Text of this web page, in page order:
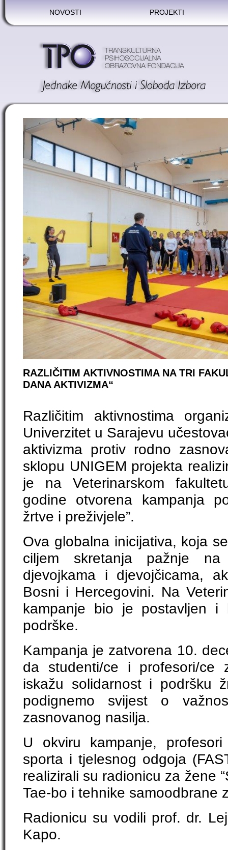
NOVOSTI PROJEKTI
RAZLIČITIM AKTIVNOSTIMA NA TRI
DANA AKTIVIZMA“
Različitim aktivnostima
Univerzitet u Sarajevu
aktivizma protiv rodno
sklopu UNIGEM projekta
je na Veterinarskom
godine otvorena kampanja
žrtve i preživjele”.
Ova globalna inicijativa, koja
ciljem skretanja pažnje
djevojkama i djevojčicama,
Bosni i Hercegovini. Na
kampanje bio je postavljen i
podrške.
Kampanja je zatvorena 10.
da studenti/ce i profesori/ce
iskažu solidarnost i podršku
podignemo svijest o
zasnovanog nasilja.
U okviru kampanje,
sporta i tjelesnog odgoja
realizirali su radionicu za žene
Tae-bo i tehnike samoodbrane
Radionicu su vodili prof. dr.
Kapo.